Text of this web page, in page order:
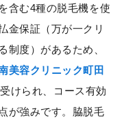
含む4種の脱毛機を使
金保証（万が一クリ
制度）があるため、
美容クリニック町田
けられ、コース有効
が強みです。脇脱毛